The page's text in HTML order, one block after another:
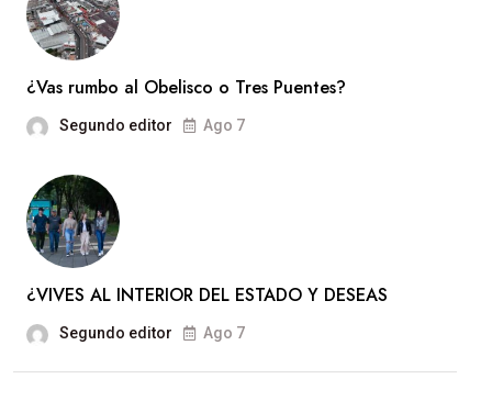
¿Vas rumbo al Obelisco o Tres Puentes?
Segundo editor Ago 7
¿VIVES AL INTERIOR DEL ESTADO Y DESEAS
Segundo editor Ago 7